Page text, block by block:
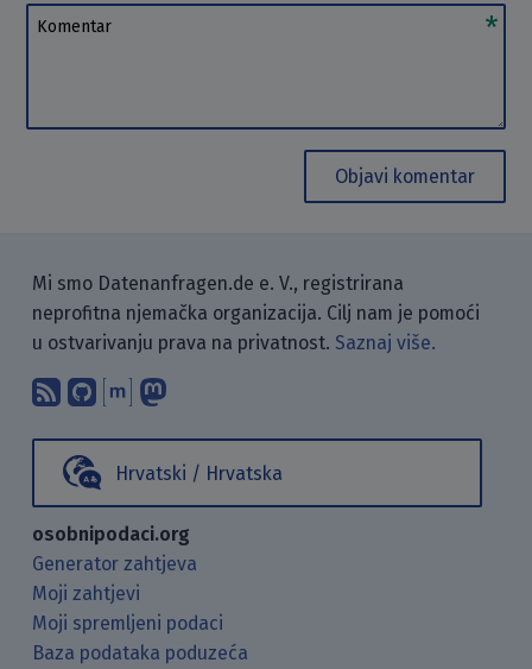
Komentar
Objavi komentar
Mi smo Datenanfragen.de e. V., registrirana
neprofitna njemačka organizacija. Cilj nam je pomoći
u ostvarivanju prava na privatnost. Saznaj više.
Pretplati se na naš blog koristeći
Pronađi nas na GitHubu.
Raspravljaj s nama putem
Hrvatski / Hrvatska
osobnipodaci.org
Generator zahtjeva
Moji zahtjevi
Moji spremljeni podaci
Baza podataka poduzeća